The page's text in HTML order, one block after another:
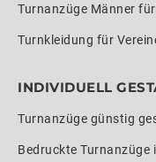
Turnanzüge Männer
Turnkleidung für
INDIVIDUELL
Turnanzüge günstig
Bedruckte Turnanzüge